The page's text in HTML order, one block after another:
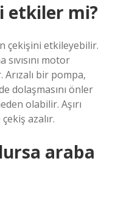
etkiler mi?
çekişini etkileyebilir.
motor
bir pompa,
dolaşmasını önler
olabilir. Aşırı
azalır.
araba